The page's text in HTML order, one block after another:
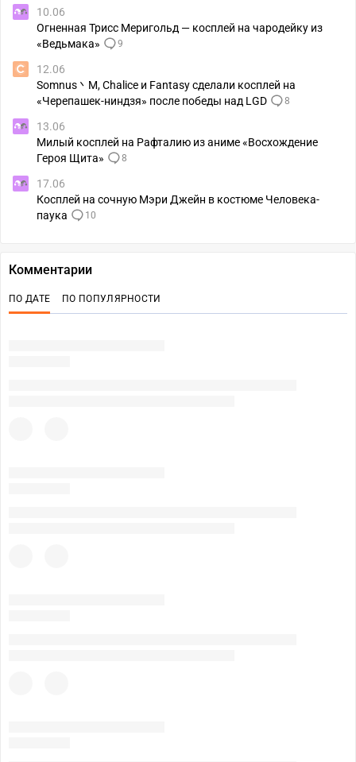
10.06
Огненная Трисс Меригольд — косплей на чародейку из
«Ведьмака»
9
12.06
Somnus丶M, Chalice и Fantasy сделали косплей на
«Черепашек-ниндзя» после победы над LGD
8
13.06
Милый косплей на Рафталию из аниме «Восхождение
Героя Щита»
8
17.06
Косплей на сочную Мэри Джейн в костюме Человека-
паука
10
Комментарии
ПО ДАТЕ ПО ПОПУЛЯРНОСТИ